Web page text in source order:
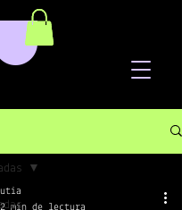
2 min de lectura